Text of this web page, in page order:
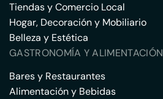
Tiendas y Comercio Local
Hogar, Decoración y Mobiliario
Belleza y Estética
GASTRONOMÍA Y ALIMENTACIÓN
Bares y Restaurantes
Alimentación y Bebidas